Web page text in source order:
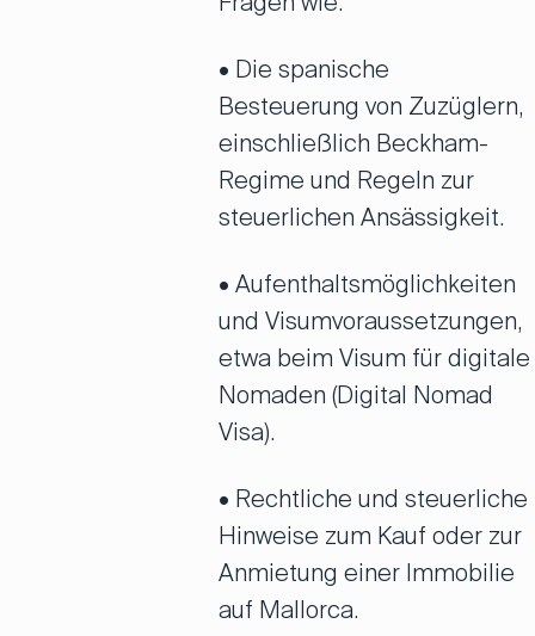
• Die spanische
Besteuerung von Zuzüglern,
einschließlich Beckham-
Regime und Regeln zur
steuerlichen Ansässigkeit.
• Aufenthaltsmöglichkeiten
und Visumvoraussetzungen,
etwa beim Visum für digitale
Nomaden (Digital Nomad
Visa).
• Rechtliche und steuerliche
Hinweise zum Kauf oder zur
Anmietung einer Immobilie
auf Mallorca.